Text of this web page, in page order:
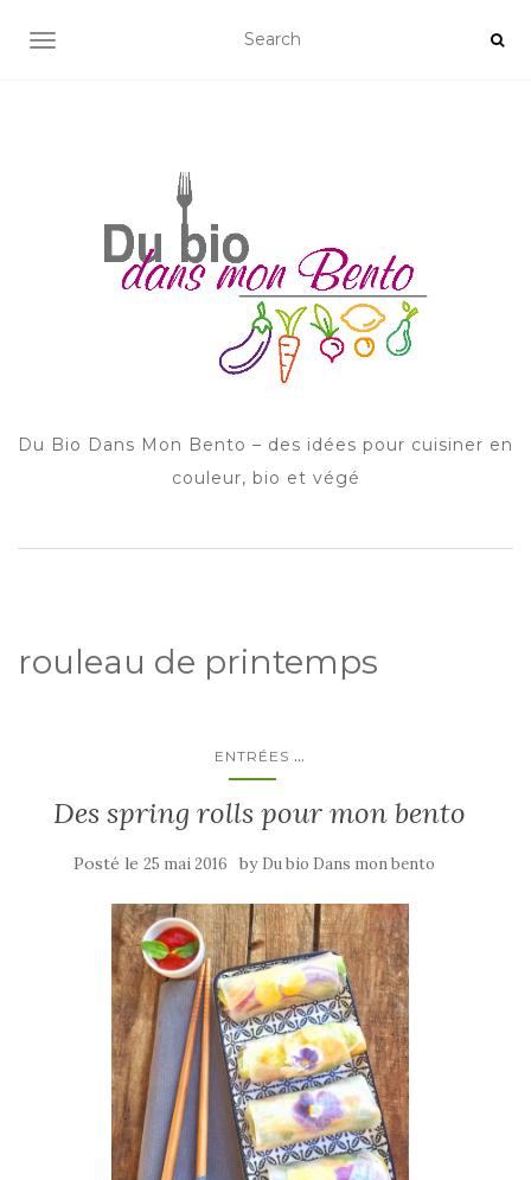
AFFICHER/MASQUER LA NAVIGATION
Du Bio Dans Mon Bento – des idées pour cuisiner en
couleur, bio et végé
rouleau de printemps
ENTRÉES ...
Des spring rolls pour mon bento
Posté le 25 mai 2016 by Du bio Dans mon bento